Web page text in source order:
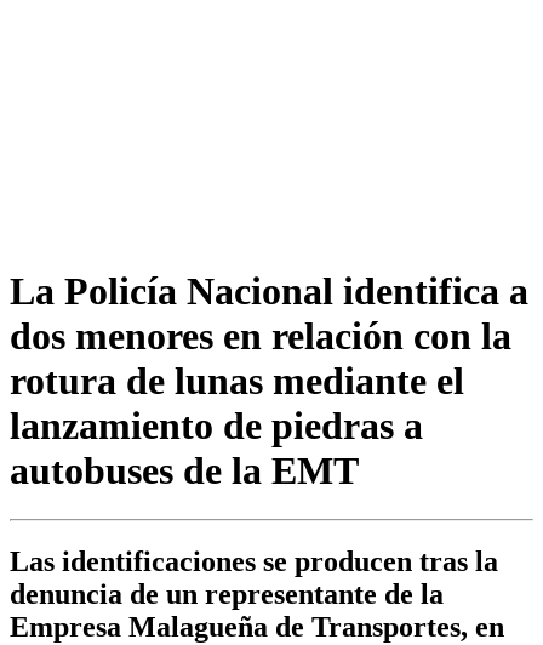
La Policía Nacional identifica a
dos menores en relación con la
rotura de lunas mediante el
lanzamiento de piedras a
autobuses de la EMT
Las identificaciones se producen tras la
denuncia de un representante de la
Empresa Malagueña de Transportes, en